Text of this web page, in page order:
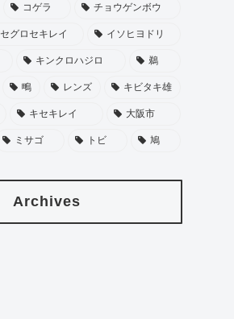
コゲラ チョウゲンボウ
セグロセキレイ イソヒヨドリ
キンクロハジロ 鵜
鴫 レンズ キビタキ雄
キセキレイ 大阪市
ミサゴ トビ 鳩
Archives